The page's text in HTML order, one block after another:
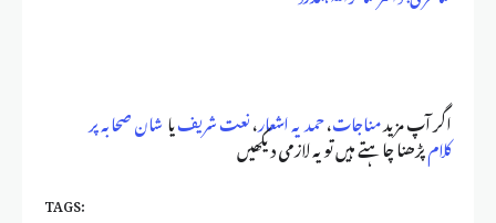
اگر آپ مزیدمناجات،حمدیہ اشعار،نعت شریفیاشان صحابہ پر
کلامپڑھنا چاہتے ہیں تو یہ لازمی دیکھیں
TAGS: